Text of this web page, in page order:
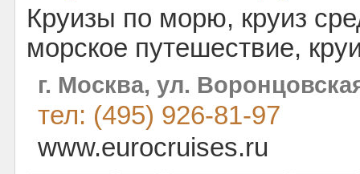
Круизы по морю, круиз
морское путешествие,
г. Москва, ул.
тел: (495) 926-81-97
www.eurocruises.ru